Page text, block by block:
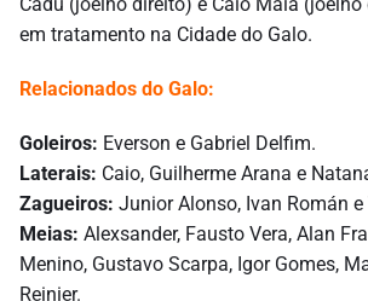
Cadu (joelho direito) e Caio Maia
em tratamento na Cidade do Galo.
Relacionados do Galo:
Goleiros: Everson e Gabriel Delfim.
Laterais: Caio, Guilherme Arana e
Zagueiros: Junior Alonso, Ivan Román
Meias: Alexsander, Fausto Vera, Alan
Menino, Gustavo Scarpa, Igor Gomes,
Reinier.